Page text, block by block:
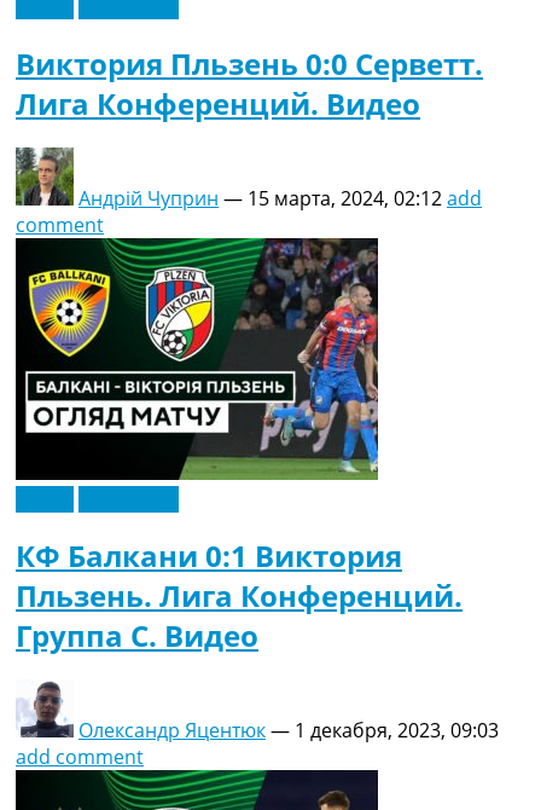
Виктория Пльзень 0:0 Серветт.
Лига Конференций. Видео
Андрій Чуприн — 15 марта, 2024, 02:12add
comment
КФ Балкани 0:1 Виктория
Пльзень. Лига Конференций.
Группа C. Видео
Олександр Яцентюк— 1 декабря, 2023, 09:03
add comment